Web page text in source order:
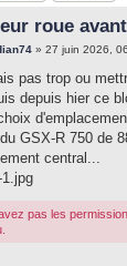
roue avant
» 27 juin 2026,
pas trop ou
depuis hier ce
GSX-R 750 de
central...
1.jpg
pas les